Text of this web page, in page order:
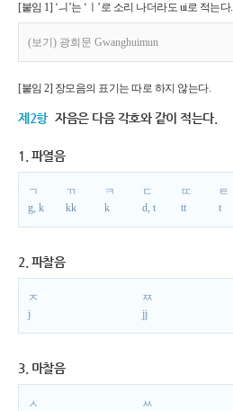
[붙임 1] ‘ㅢ’는 ‘ㅣ’로 소리 나더라도 ui로 적는다.
(보기) 광희문 Gwanghuimun
[붙임 2] 장모음의 표기는 따로 하지 않는다.
제2항 자음은 다음 각호와 같이 적는다.
1. 파열음
ㄱ
g, k
ㄲ
kk
ㅋ
k
ㄷ
d, t
ㄸ
tt
ㅌ
t
2. 파찰음
ㅈ
j
ㅉ
jj
3. 마찰음
ㅅ
ㅆ